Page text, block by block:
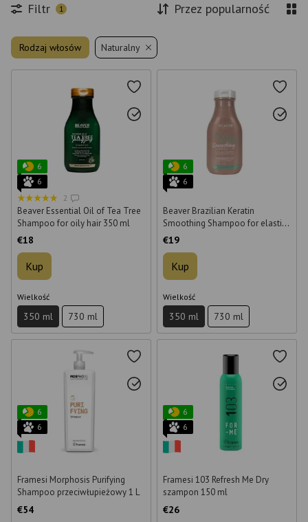
Filtr 1 Przez popularność
Rodzaj włosów Naturalny
6
6
2
Beaver Essential Oil of Tea Tree
Shampoo for oily hair 350 ml
€18
Kup
Wielkość
350 ml 730 ml
6
6
Beaver Brazilian Keratin
Smoothing Shampoo for elastic
hair 350 ml
€19
Kup
Wielkość
350 ml 730 ml
6
6
Framesi Morphosis Purifying
Shampoo przeciwłupieżowy 1 L
€54
6
6
Framesi 103 Refresh Me Dry
szampon 150 ml
€26